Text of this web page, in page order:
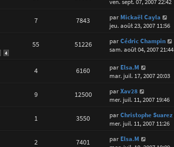
ven. sept. 07, 2007 22:42
7 7843 par Mickaël Cayla
jeu. août 23, 2007 11:56
4
55 51226 parCédric Champin
sam. août 04, 2007 21:44
4 6160 par Elsa.M
mar. juil. 17, 2007 20:03
9 12500 parXav28
mer. juil. 11, 2007 19:46
1 3550 parChristophe Suarez
mer. juil. 11, 2007 11:26
2 7401 par Elsa.M